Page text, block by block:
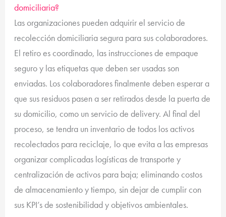
domiciliaria?
Las organizaciones pueden adquirir el servicio de
recolección domiciliaria segura para sus colaboradores.
El retiro es coordinado, las instrucciones de empaque
seguro y las etiquetas que deben ser usadas son
enviadas. Los colaboradores finalmente deben esperar a
que sus residuos pasen a ser retirados desde la puerta de
su domicilio, como un servicio de delivery. Al final del
proceso, se tendra un inventario de todos los activos
recolectados para reciclaje, lo que evita a las empresas
organizar complicadas logísticas de transporte y
centralización de activos para baja; eliminando costos
de almacenamiento y tiempo, sin dejar de cumplir con
sus KPI’s de sostenibilidad y objetivos ambientales.